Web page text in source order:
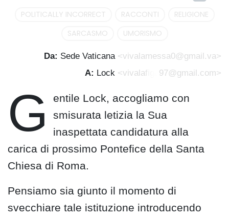
POLITICALLY INCORRECT RACCONTI
RELIGIONE
SARCASMO
UMORISMO
Da: Sede Vaticana <vivalamessa0@gmail.va>
A: Lock <vivalafiga 97@gmail.com>
G
entile Lock, accogliamo con
smisurata letizia la Sua
inaspettata candidatura alla
carica di prossimo Pontefice della Santa
Chiesa di Roma.
Pensiamo sia giunto il momento di
svecchiare tale istituzione introducendo